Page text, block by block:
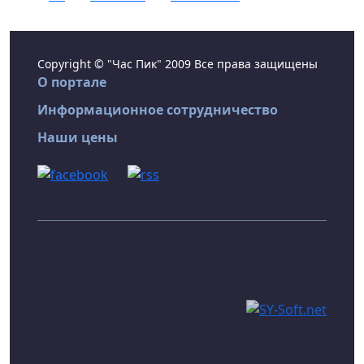
Copyright © "Час Пик" 2009 Все права защищены
О портале
Информационное сотрудничество
Наши цены